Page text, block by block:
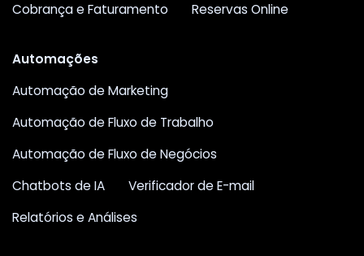
Cobrança e Faturamento
Reservas Online
Automações
Automação de Marketing
Automação de Fluxo de Trabalho
Automação de Fluxo de Negócios
Chatbots de IA
Verificador de E-mail
Relatórios e Análises